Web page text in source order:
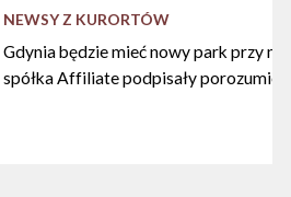
NEWSY Z KURORTÓW
Gdynia będzie mieć nowy park przy
spółka Affiliate podpisały